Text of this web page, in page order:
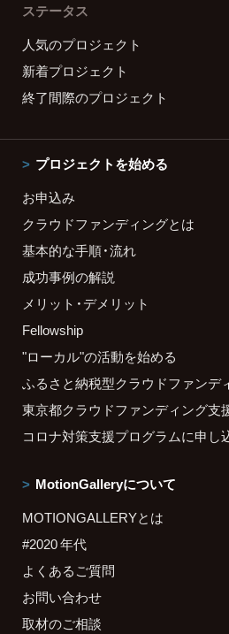
ステータス
人気のプロジェクト
新着プロジェクト
終了間際のプロジェクト
プロジェクトを始める
お申込み
クラウドファンディングとは
基本的な手順・流れ
成功事例の解説
メリット・デメリット
Fellowship
"ローカル"の活動を始める
ふるさと納税型クラウドファンデ
東京都クラウドファンディング支
コロナ対策支援プログラムに申し
MotionGalleryについて
MOTIONGALLERYとは
#2020 年代
よくあるご質問
お問い合わせ
取材のご相談